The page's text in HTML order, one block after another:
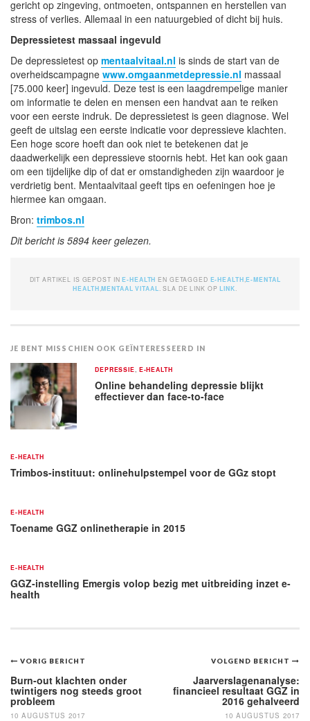
gericht op zingeving, ontmoeten, ontspannen en herstellen van
stress of verlies. Allemaal in een natuurgebied of dicht bij huis.
Depressietest massaal ingevuld
De depressietest op mentaalvitaal.nl is sinds de start van de
overheidscampagne www.omgaanmetdepressie.nl massaal
[75.000 keer] ingevuld. Deze test is een laagdrempelige manier
om informatie te delen en mensen een handvat aan te reiken
voor een eerste indruk. De depressietest is geen diagnose. Wel
geeft de uitslag een eerste indicatie voor depressieve klachten.
Een hoge score hoeft dan ook niet te betekenen dat je
daadwerkelijk een depressieve stoornis hebt. Het kan ook gaan
om een tijdelijke dip of dat er omstandigheden zijn waardoor je
verdrietig bent. Mentaalvitaal geeft tips en oefeningen hoe je
hiermee kan omgaan.
Bron: trimbos.nl
Dit bericht is 5894 keer gelezen.
DIT ARTIKEL IS GEPOST INE-HEALTH EN GETAGGED E-HEALTH ,E-MENTAL
HEALTH ,MENTAAL VITAAL . SLA DE LINK OPLINK
JE BENT MISSCHIEN OOK GEÏNTERESSEERD IN
DEPRESSIE E-HEALTH
Online behandeling depressie blijkt
effectiever dan face-to-face
E-HEALTH
Trimbos-instituut: onlinehulpstempel voor de GGz stopt
E-HEALTH
Toename GGZ onlinetherapie in 2015
E-HEALTH
GGZ-instelling Emergis volop bezig met uitbreiding inzet e-
health
Bericht
navigatie
VOLGEND BERICHT
Jaarverslagenanalyse:
financieel resultaat GGZ in
2016 gehalveerd
10 AUGUSTUS 2017
VORIG BERICHT
Burn-out klachten onder
twintigers nog steeds groot
probleem
10 AUGUSTUS 2017